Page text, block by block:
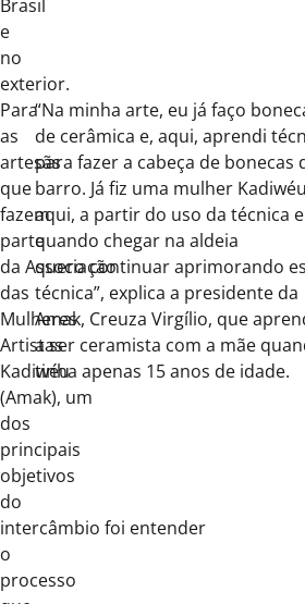
Brasil
e
no
exterior.
Para
as
artesãs
que
fazem
parte
da Associação
das
Mulheres
Artistas
Kadiwéu
(Amak), um
dos
principais
objetivos
do
intercâmbio foi entender
o
processo
“Na minha arte, eu já faço
de cerâmica e, aqui, aprendi
para fazer a cabeça de bonecas
barro. Já fiz uma mulher
aqui, a partir do uso da técnica e
quando chegar na aldeia
querocontinuar aprimorando
técnica”, explica a presidente da
Amak, Creuza Virgílio, que
a ser ceramista com a mãe
tinha apenas 15 anos de idade.